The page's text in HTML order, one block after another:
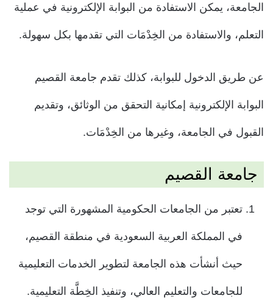
الجامعة، يمكن الاستفادة من البوابة الإلكترونية في عملية
التعلم، والاستفادة من الخِدْمَات التي تقدمها بكل سهولة.
عن طريق الدخول للبوابة، كذلك تقدم جامعة القصيم
البوابة الإلكترونية إمكانية التحقق من الوثائق، وتقديم
القبول في الجامعة، وغيرها من الخِدْمَات.
جامعة القصيم
تعتبر من الجامعات الحكومية المشهورة التي توجد
في المملكة العربية السعودية في منطقة القصيم،
حيث أنشأت هذه الجامعة لتطوير الخدمات التعليمية
للجامعات والتعليم العالي، وتنفيذ الخِطَّة التعليمية.